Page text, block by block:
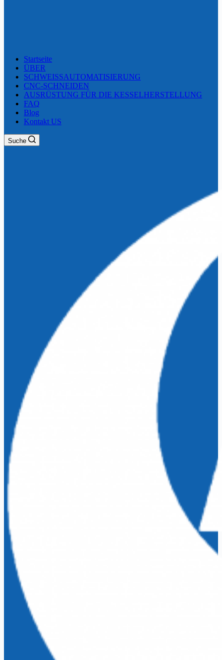
Startseite
ÜBER
SCHWEISSAUTOMATISIERUNG
CNC-SCHNEIDEN
AUSRÜSTUNG FÜR DIE KESSELHERSTELLUNG
FAQ
Blog
Kontakt US
Suche